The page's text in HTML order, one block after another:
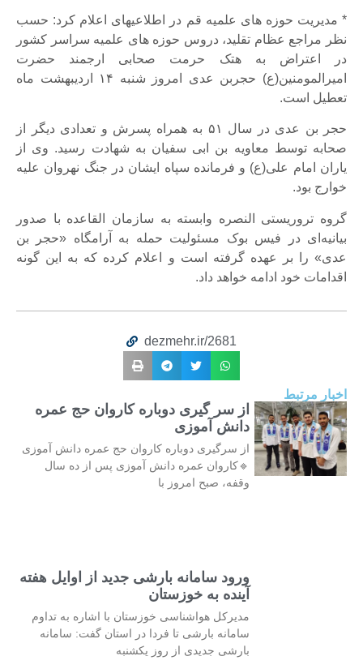
* مدیریت حوزه های علمیه قم در اطلاعیه‎ای اعلام کرد: حسب
نظر مراجع عظام تقلید، دروس حوزه های علمیه سراسر کشور
در اعتراض به هتک حرمت صحابی ارجمند حضرت
امیرالمومنین(ع) حجربن عدی امروز شنبه ۱۴ اردیبهشت ماه
تعطیل است.
حجر بن عدی در سال ۵۱ به همراه پسرش و تعدادی دیگر از
صحابه توسط معاویه بن ابی سفیان به شهادت رسید. وی از
یاران امام علی(ع) و فرمانده سپاه ایشان در جنگ نهروان علیه
خوارج بود.
گروه تروریستی النصره وابسته به سازمان القاعده با صدور
بیانیه‌ای‌ در فیس بوک مسئولیت حمله به آرامگاه «حجر بن
عدی» را بر عهده گرفته است و اعلام کرده که به این گونه
اقدامات خود ادامه خواهد داد.
dezmehr.ir/2681
اخبار مرتبط
از سر گیری دوباره کاروان حج عمره
دانش آموزی
از سرگیری دوباره کاروان حج عمره دانش آموزی
🔹کاروان عمره دانش آموزی پس از ده سال
وقفه، صبح امروز با
ورود سامانه بارشی جدید از اوایل هفته
آینده به خوزستان
مدیرکل هواشناسی خوزستان با اشاره به تداوم
سامانه بارشی تا فردا در استان گفت: سامانه
بارشی جدیدی از روز یکشنبه